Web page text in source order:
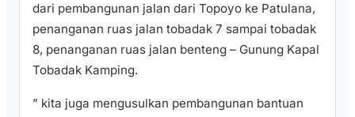
dari pembangunan jalan dari Topoyo ke Patulana,
penanganan ruas jalan tobadak 7 sampai tobadak
8, penanganan ruas jalan benteng – Gunung Kapal
Tobadak Kamping.
” kita juga mengusulkan pembangunan bantuan